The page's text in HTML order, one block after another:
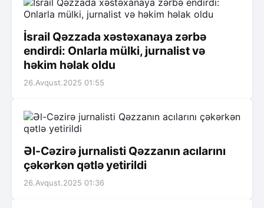
İsrail Qəzzada xəstəxanaya zərbə
endirdi: Onlarla mülki, jurnalist və
həkim həlak oldu
26.Avqust.2025 01:55
Əl-Cəzirə jurnalisti Qəzzanın acılarını
çəkərkən qətlə yetirildi
26.Avqust.2025 01:36